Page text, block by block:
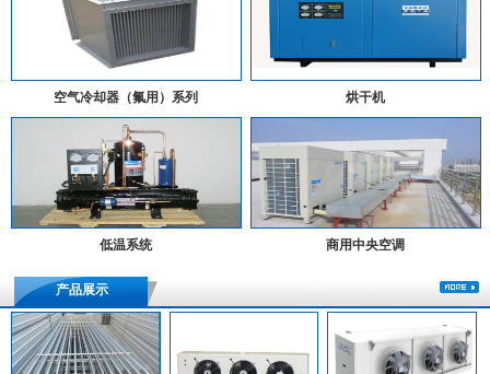
空气冷却器（氟用）系列 烘干机
低温系统 商用中央空调
产品展示